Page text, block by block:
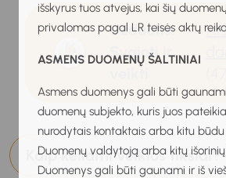
išskyrus tuos atvejus, kai šių
privalomas pagal LR teisės aktų
ASMENS DUOMENŲ ŠALTINIAI
Asmens duomenys gali būti
duomenų subjekto, kuris juos
nurodytais kontaktais arba kitu būdu
Duomenų valdytoją arba kitų išorinių
Duomenys gali būti gaunami ir iš
Užduotis:
Svajoti ir
Kaip keliami veiklos tikslai?